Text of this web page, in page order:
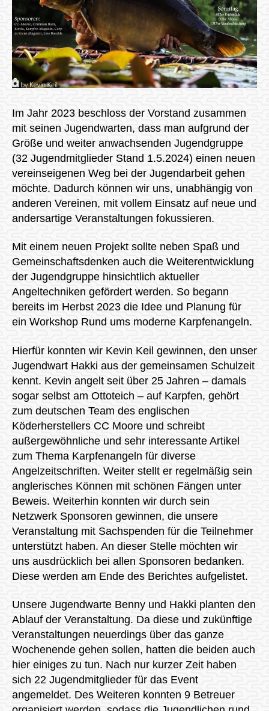
Im Jahr 2023 beschloss der Vorstand zusammen
mit seinen Jugendwarten, dass man aufgrund der
Größe und weiter anwachsenden Jugendgruppe
(32 Jugendmitglieder Stand 1.5.2024) einen neuen
vereinseigenen Weg bei der Jugendarbeit gehen
möchte. Dadurch können wir uns, unabhängig von
anderen Vereinen, mit vollem Einsatz auf neue und
andersartige Veranstaltungen fokussieren.
Mit einem neuen Projekt sollte neben Spaß und
Gemeinschaftsdenken auch die Weiterentwicklung
der Jugendgruppe hinsichtlich aktueller
Angeltechniken gefördert werden. So begann
bereits im Herbst 2023 die Idee und Planung für
ein Workshop Rund ums moderne Karpfenangeln.
Hierfür konnten wir Kevin Keil gewinnen, den unser
Jugendwart Hakki aus der gemeinsamen Schulzeit
kennt. Kevin angelt seit über 25 Jahren – damals
sogar selbst am Ottoteich – auf Karpfen, gehört
zum deutschen Team des englischen
Köderherstellers CC Moore und schreibt
außergewöhnliche und sehr interessante Artikel
zum Thema Karpfenangeln für diverse
Angelzeitschriften. Weiter stellt er regelmäßig sein
anglerisches Können mit schönen Fängen unter
Beweis. Weiterhin konnten wir durch sein
Netzwerk Sponsoren gewinnen, die unsere
Veranstaltung mit Sachspenden für die Teilnehmer
unterstützt haben. An dieser Stelle möchten wir
uns ausdrücklich bei allen Sponsoren bedanken.
Diese werden am Ende des Berichtes aufgelistet.
Unsere Jugendwarte Benny und Hakki planten den
Ablauf der Veranstaltung. Da diese und zukünftige
Veranstaltungen neuerdings über das ganze
Wochenende gehen sollen, hatten die beiden auch
hier einiges zu tun. Nach nur kurzer Zeit haben
sich 22 Jugendmitglieder für das Event
angemeldet. Des Weiteren konnten 9 Betreuer